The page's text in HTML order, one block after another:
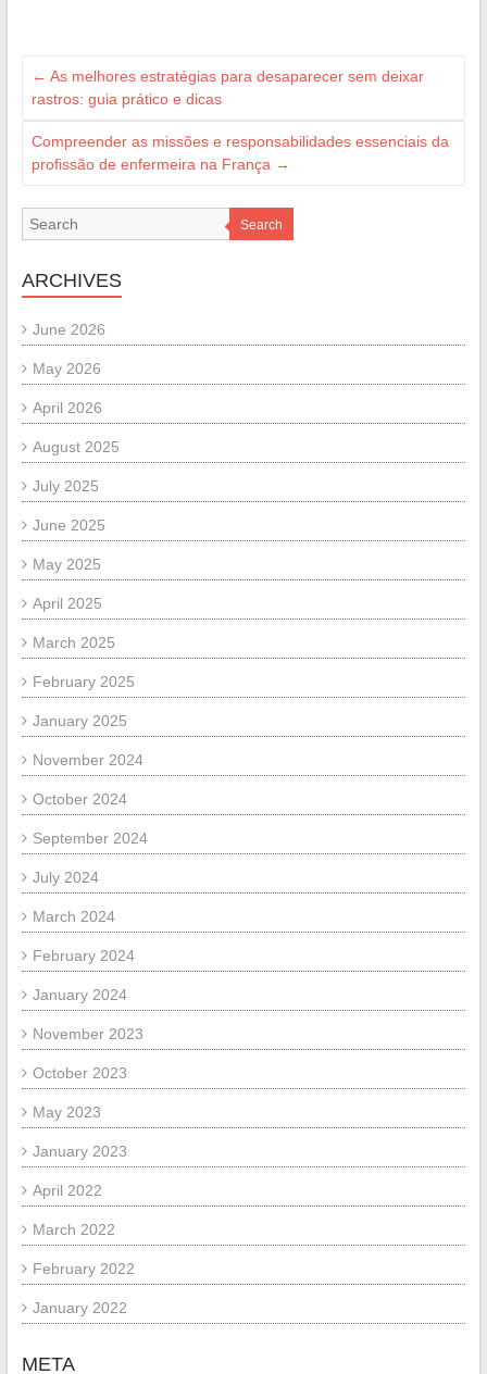
← As melhores estratégias para desaparecer sem deixar
rastros: guia prático e dicas
Compreender as missões e responsabilidades essenciais da
profissão de enfermeira na França →
Search
ARCHIVES
June 2026
May 2026
April 2026
August 2025
July 2025
June 2025
May 2025
April 2025
March 2025
February 2025
January 2025
November 2024
October 2024
September 2024
July 2024
March 2024
February 2024
January 2024
November 2023
October 2023
May 2023
January 2023
April 2022
March 2022
February 2022
January 2022
META